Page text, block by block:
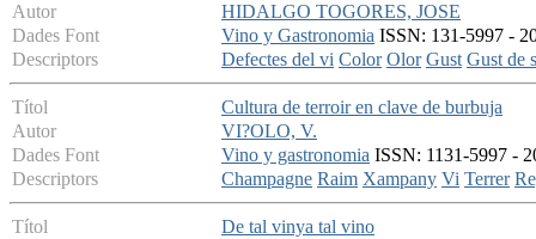
Autor
HIDALGO TOGORES, JOSE
Dades Font
Vino y Gastronomia ISSN: 131-5997 -
Descriptors
Defectes del vi Color Olor Gust Gust de
Títol
Cultura de terroir en clave de burbuja
Autor
VI?OLO, V.
Dades Font
Vino y gastronomia ISSN: 1131-5997 -
Descriptors
Champagne Raim Xampany Vi Terrer
Títol
De tal vinya tal vino